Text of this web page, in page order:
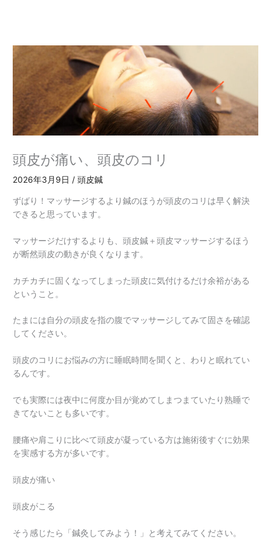
頭皮が痛い、頭皮のコリ
2026年3月9日 /頭皮鍼
ずばり！マッサージするより鍼のほうが頭皮のコリは早く解決
できると思っています。
マッサージだけするよりも、頭皮鍼＋頭皮マッサージするほう
が断然頭皮の動きが良くなります。
カチカチに固くなってしまった頭皮に気付けるだけ余裕がある
ということ。
たまには自分の頭皮を指の腹でマッサージしてみて固さを確認
してください。
頭皮のコリにお悩みの方に睡眠時間を聞くと、わりと眠れてい
るんです。
でも実際には夜中に何度か目が覚めてしまつまていたり熟睡で
きてないことも多いです。
腰痛や肩こりに比べて頭皮が凝っている方は施術後すぐに効果
を実感する方が多いです。
頭皮が痛い
頭皮がこる
そう感じたら「鍼灸してみよう！」と考えてみてください。